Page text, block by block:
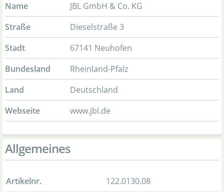
Name
JBL GmbH & Co. KG
Straße
Dieselstraße 3
Stadt
67141 Neuhofen
Bundesland
Rheinland-Pfalz
Land
Deutschland
Webseite
www.jbl.de
Allgemeines
Artikelnr.
122.0130.08